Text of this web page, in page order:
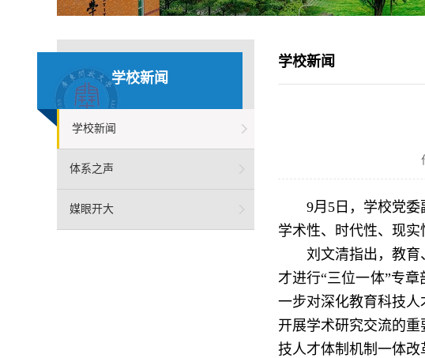
学校新闻
学校新闻
体系之声
媒眼开大
学校新闻
9月5日，学校党
学术性、时代性、现
刘文清指出，教
才进行“三位一体”专
一步对深化教育科技
开展学术研究交流的
技人才体制机制一体改